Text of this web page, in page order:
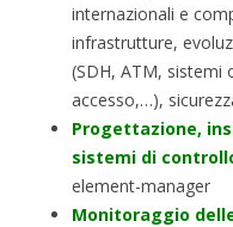
internazionali e
infrastrutture,
(SDH, ATM, sistemi
accesso,…),
Progettazione,
sistemi di
element-manager
Monitoraggio